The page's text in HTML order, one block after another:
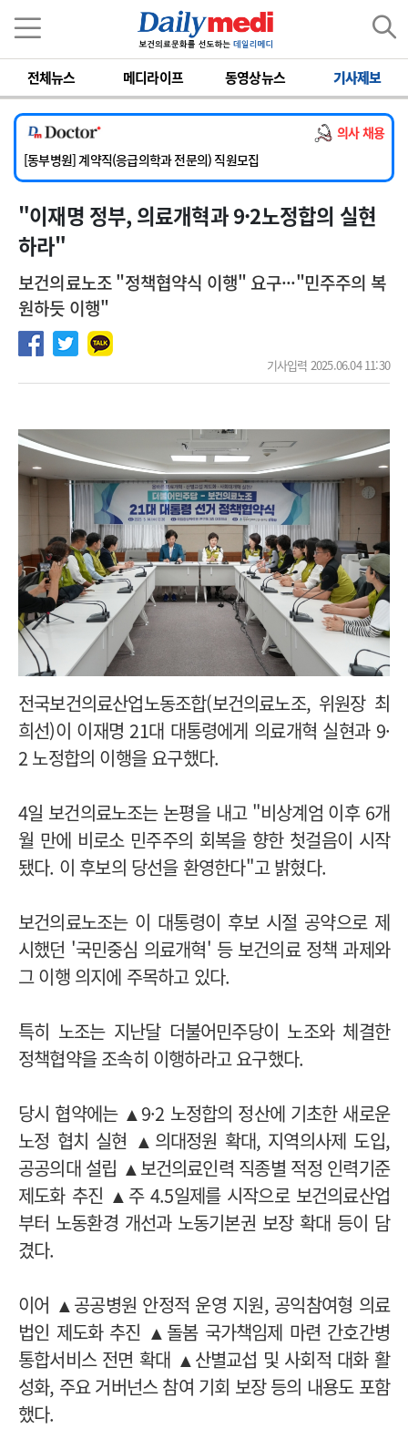
전체뉴스 메디라이프 동영상뉴스 기사제보
의사 채용
[서울아산병원] 2026년 하반기 인턴 모집
[영남대학교의료원] 마취통증의학과 임기제 임상의사 채용
[충남대학교병원] 소아청소년과(소아응급전담) 계약직 의사 공개채용
[동부병원] 계약직(응급의학과 전문의) 직원모집
[이대목동병원] 하반기 전공의(레지던트1년차) 모집
[서울아산병원] 2026년 하반기 인턴 모집
[영남대학교의료원] 마취통증의학과 임기제 임상의사 채용
"이재명 정부, 의료개혁과 9·2노정합의 실현
하라"
보건의료노조 "정책협약식 이행" 요구···"민주주의 복
원하듯 이행"
기사입력 2025.06.04 11:30
전국보건의료산업노동조합(보건의료노조, 위원장 최
희선)이 이재명 21대 대통령에게 의료개혁 실현과 9·
2 노정합의 이행을 요구했다.
4일 보건의료노조는 논평을 내고 "비상계엄 이후 6개
월 만에 비로소 민주주의 회복을 향한 첫걸음이 시작
됐다. 이 후보의 당선을 환영한다"고 밝혔다.
보건의료노조는 이 대통령이 후보 시절 공약으로 제
시했던 '국민중심 의료개혁' 등 보건의료 정책 과제와
그 이행 의지에 주목하고 있다.
특히 노조는 지난달 더불어민주당이 노조와 체결한
정책협약을 조속히 이행하라고 요구했다.
당시 협약에는 ▲9·2 노정합의 정산에 기초한 새로운
노정 협치 실현 ▲의대정원 확대, 지역의사제 도입,
공공의대 설립 ▲보건의료인력 직종별 적정 인력기준
제도화 추진 ▲주 4.5일제를 시작으로 보건의료산업
부터 노동환경 개선과 노동기본권 보장 확대 등이 담
겼다.
이어 ▲공공병원 안정적 운영 지원, 공익참여형 의료
법인 제도화 추진 ▲돌봄 국가책임제 마련 간호간병
통합서비스 전면 확대 ▲산별교섭 및 사회적 대화 활
성화, 주요 거버넌스 참여 기회 보장 등의 내용도 포함
했다.